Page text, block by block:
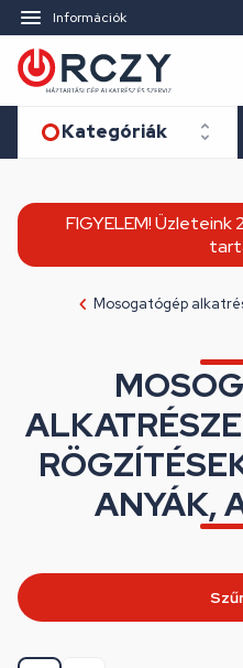
Információk
Kategóriák
FIGYELEM!
Mosogatógép
ANYÁK,